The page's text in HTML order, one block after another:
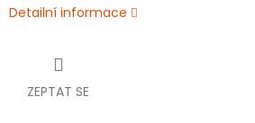
Detailní informace
ZEPTAT SE